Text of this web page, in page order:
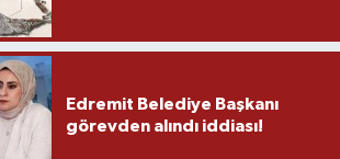
Edremit Belediye Başkanı
görevden alındı iddiası!